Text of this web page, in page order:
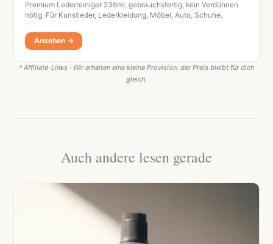
Premium Lederreiniger 236ml, gebrauchsfertig, kein Verdünnen
nötig. Für Kunstleder, Lederkleidung, Möbel, Auto, Schuhe.
Ansehen →
* Affiliate-Links · Wir erhalten eine kleine Provision, der Preis bleibt für dich
gleich.
Auch andere lesen gerade